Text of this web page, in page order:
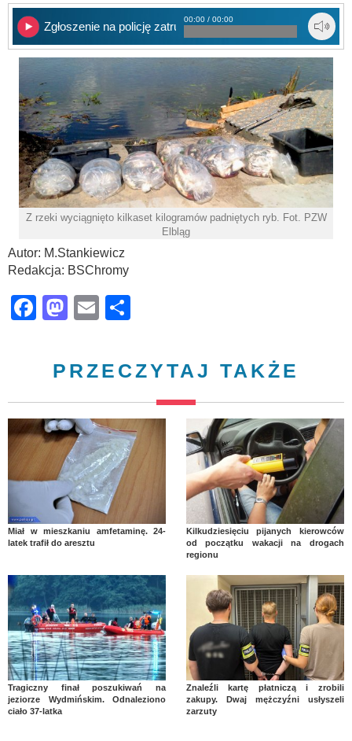
Zgłoszenie na policję zatrucia rzeki Dzierzgoń
00:00 / 00:00
Z rzeki wyciągnięto kilkaset kilogramów padniętych ryb. Fot. PZW
Elbląg
Autor: M.Stankiewicz
Redakcja: BSChromy
Facebook
Mastodon
Email
PRZECZYTAJ TAKŻE
Miał w mieszkaniu amfetaminę. 24-
latek trafił do aresztu
Kilkudziesięciu pijanych kierowców
od początku wakacji na drogach
regionu
Tragiczny finał poszukiwań na
jeziorze Wydmińskim. Odnaleziono
ciało 37-latka
Znaleźli kartę płatniczą i zrobili
zakupy. Dwaj mężczyźni usłyszeli
zarzuty